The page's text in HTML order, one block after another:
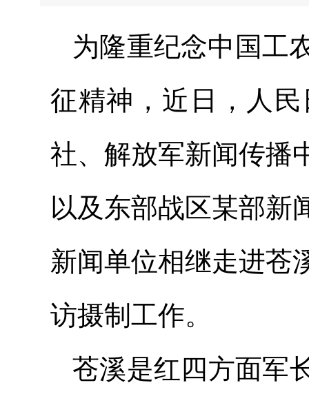
为隆重纪念中国工
征精神，近日，人
社、解放军新闻传播
以及东部战区某部新
新闻单位相继走进苍
访摄制工作。
苍溪是红四方面军